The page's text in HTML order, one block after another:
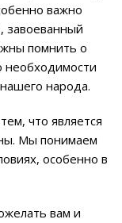
важно
завоеванный
помнить о
необходимости
народа.
что является
Мы понимаем
особенно в
вам и